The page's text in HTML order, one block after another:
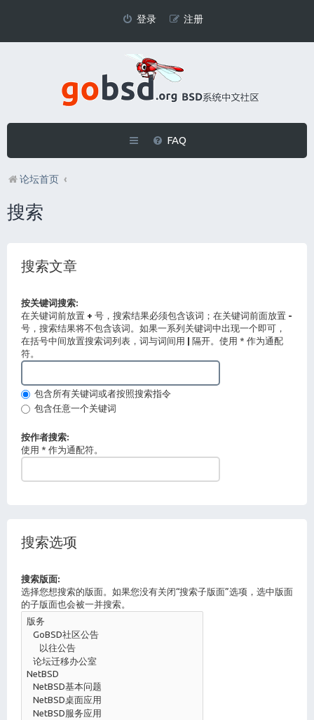
登录 注册
FAQ
论坛首页
搜索
搜索文章
按关键词搜索:
在关键词前放置 + 号，搜索结果必须包含该词；在关键词前面放置 -
号，搜索结果将不包含该词。如果一系列关键词中出现一个即可，
在括号中间放置搜索词列表，词与词间用
隔开。使用 * 作为通配
符。
包含所有关键词或者按照搜索指令
包含任意一个关键词
按作者搜索:
使用 * 作为通配符。
搜索选项
搜索版面:
选择您想搜索的版面。如果您没有关闭“搜索子版面”选项，选中版面
的子版面也会被一并搜索。